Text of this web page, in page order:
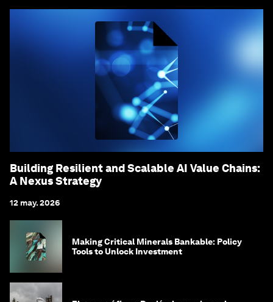
Building Resilient and Scalable AI Value Chains:
A Nexus Strategy
12 may. 2026
Making Critical Minerals Bankable: Policy
Tools to Unlock Investment